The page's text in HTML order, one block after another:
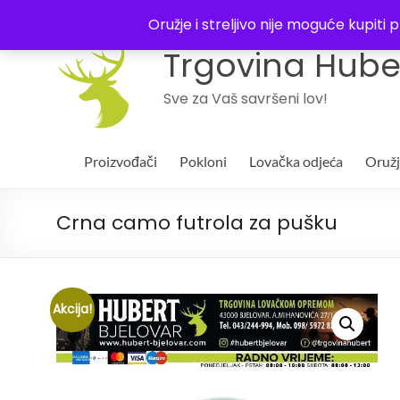
Oružje i streljivo nije moguće kupiti
Trgovina
Sve za Vaš savršeni lov!
Proizvođači Pokloni Lovačka odjeća
Crna camo futrola za pušku
Akcija!